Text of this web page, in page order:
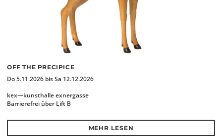
OFF THE PRECIPICE
Do 5.11.2026 bis Sa 12.12.2026
kex—kunsthalle exnergasse
Barrierefrei über Lift B
MEHR LESEN